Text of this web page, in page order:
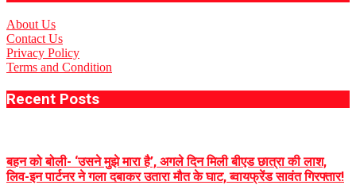
About Us
Contact Us
Privacy Policy
Terms and Condition
Recent Posts
बहन को बोली- ‘उसने मुझे मारा है’, अगले दिन मिली बीएड छात्रा की लाश,
लिव-इन पार्टनर ने गला दबाकर उतारा मौत के घाट, ब्वायफ्रेंड सावंत गिरफ्तार!